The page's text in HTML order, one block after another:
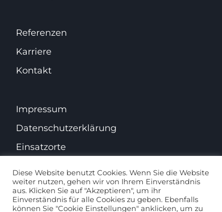
Referenzen
Karriere
Kontakt
Impressum
Datenschutz­erklärung
Einsatzorte
Facebook
Instagram
Diese Website benutzt Cookies. Wenn Sie die Website
weiter nutzen, gehen wir von Ihrem Einverständnis
aus. Klicken Sie auf "Akzeptieren", um ihr
Einverständnis für alle Cookies zu geben. Ebenfalls
können Sie "Cookie Einstellungen" anklicken, um zu